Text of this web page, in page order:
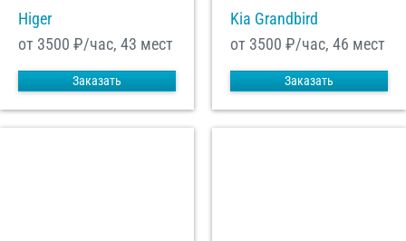
Higer
от 3500 ₽/час, 43 мест
Заказать
Kia Grandbird
от 3500 ₽/час, 46 мест
Заказать